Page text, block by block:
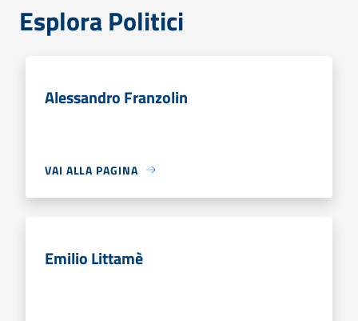
Esplora Politici
Alessandro Franzolin
VAI ALLA PAGINA
Emilio Littamè